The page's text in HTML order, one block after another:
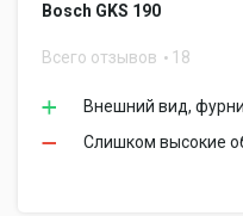
Bosch GKS 190
Всего отзывов 18
Внешний вид,
Слишком высокие